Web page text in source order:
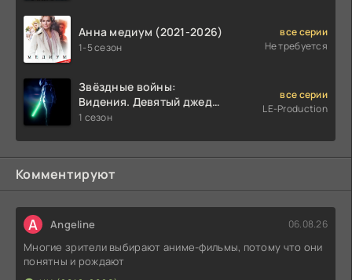
Анна медиум (2021-2026)
1-5 сезон
все серии
Не требуется
Звёздные войны:
Видения. Девятый джедай
(2026)
1 сезон
все серии
LE-Production
Комментируют
A Angeline 06.08.26
Многие зрители выбирают аниме-фильмы, потому что они
понятны и рождают